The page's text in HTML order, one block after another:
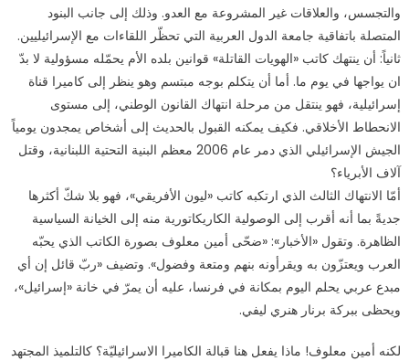
والتجسس، والعلاقات غير المشروعة مع العدو. وذلك إلى جانب البنود
المتصلة باتفاقية جامعة الدول العربية التي تحظّر اللقاءات مع الإسرائيليين.
ثانياً: أن ينتهك كاتب «الهويات القاتلة» قوانين بلده الأم يحمّله مسؤولية لا بدّ
ان يواجها في يوم ما. أما أن يتكلم بوجه مبتسم وهو ينظر إلى كاميرا قناة
إسرائيلية، فهو ينتقل من مرحلة انتهاك القانون الوطني، إلى مستوى
الانحطاط الأخلاقي. فكيف يمكنه القبول بالحديث إلى أشخاص يمجدون يومياً
الجيش الإسرائيلي الذي دمر عام 2006 معظم البنية التحتية اللبنانية، وقتل
آلاف الأبرياء؟
أمّا الانتهاك الثالث الذي ارتكبه كاتب «ليون الأفريقي»، فهو بلا شكّ أكثرها
جديةً بما أنه أقرب إلى الوصولية الكاريكاتورية منه إلى الخيانة السياسية
الظاهرة. وتقول «الأخبار»: «ضحّى أمين معلوف بصورة الكاتب الذي يحبّه
العرب ويعتزّون به ويقرأونه بنهم ومتعة وفضول». وتضيف «ربّ قائل إن أي
مبدع عربي يحلم اليوم بمكانة في فرنسا، عليه أن يمرّ في خانة «إسرائيل»،
ويحظى ببركة برنار هنري ليفي.
لكنه أمين معلوف! ماذا يفعل هنا قبالة الكاميرا الاسرائيليّة؟ كالتلميذ المجتهد